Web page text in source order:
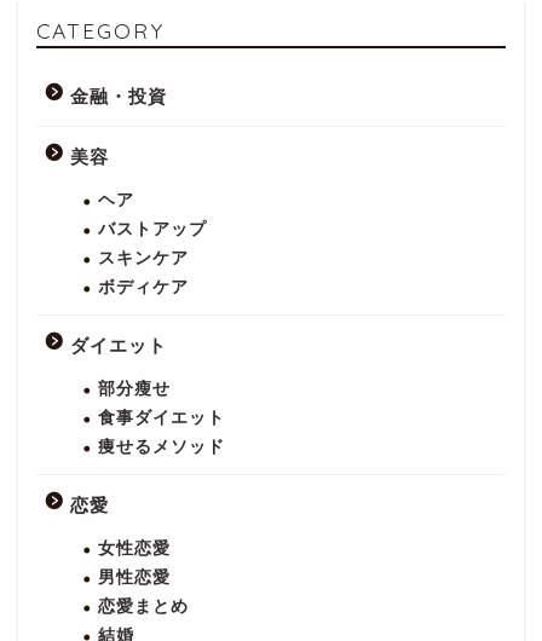
CATEGORY
金融・投資
美容
ヘア
バストアップ
スキンケア
ボディケア
ダイエット
部分瘦せ
食事ダイエット
痩せるメソッド
恋愛
女性恋愛
男性恋愛
恋愛まとめ
結婚